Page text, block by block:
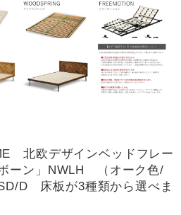
北欧デザインベッドフレー
ーン」NWLH （オーク色/
D 床板が3種類から選べま